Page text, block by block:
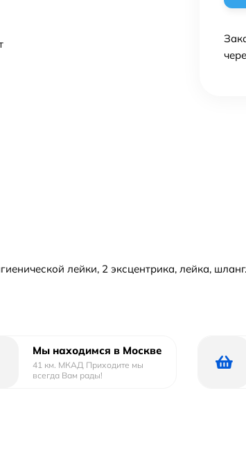
лейки, 2 эксцентрика, лейка,
Мы находимся в Москве
41 км. МКАД Приходите мы
всегда Вам рады!